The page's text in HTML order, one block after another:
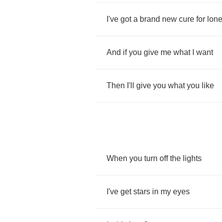
I've got a brand new cure for
And if you give me what want
Then I'll give you what you like
When you turn off the lights
I've get stars in my eyes